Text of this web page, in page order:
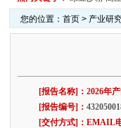
您的位置： 首页> 产业研
[报告名称]：2026年
[报告编号]：
[交付方式]：EMAIL